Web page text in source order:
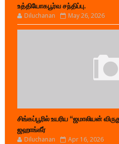
உத்தியோகபூர்வ சந்திப்பு.
Diluchanan May 26, 2026
சிங்கப்பூரில் உயரிய “ஜமாலியன்
ஜஹாங்கீர்
Diluchanan Apr 16, 2026